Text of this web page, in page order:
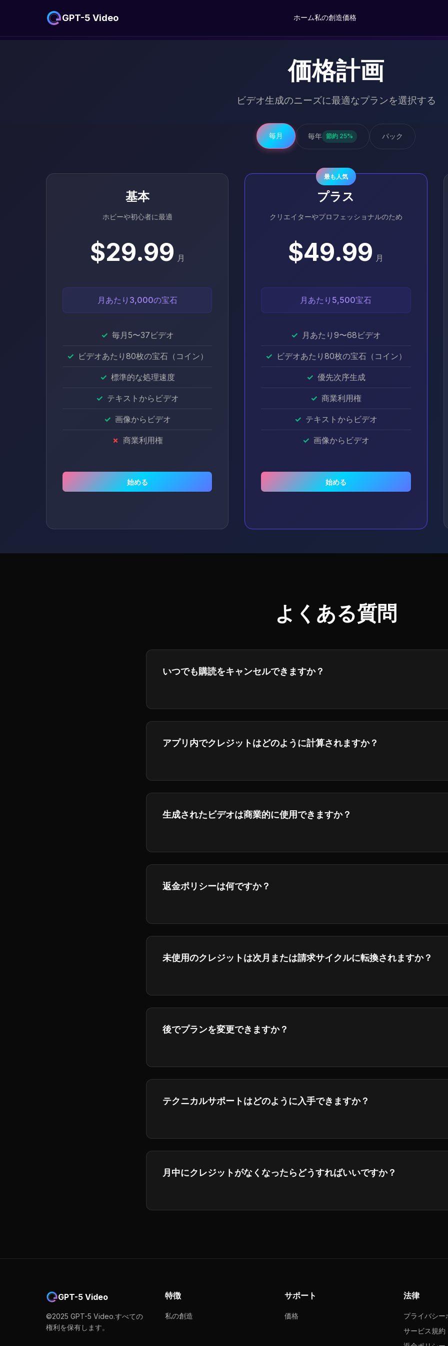
GPT-5 Video ホーム私の創造価格
価格計画
ビデオ生成のニーズに最適なプランを選択する
毎月 毎年 節約 25% パック
基本
ホビーや初心者に最適
$29.99 月
月あたり3,000の宝石
毎月5〜37ビデオ
ビデオあたり80枚の宝石（コイン）
標準的な処理速度
テキストからビデオ
画像からビデオ
商業利用権
始める
最も人気
プラス
クリエイターやプロフェッショナルのため
$49.99 月
月あたり5,500宝石
月あたり9〜68ビデオ
ビデオあたり80枚の宝石（コイン）
優先次序生成
商業利用権
テキストからビデオ
画像からビデオ
始める
よくある質問
いつでも購読をキャンセルできますか？
アプリ内でクレジットはどのように計算されますか？
生成されたビデオは商業的に使用できますか？
返金ポリシーは何ですか？
未使用のクレジットは次月または請求サイクルに転換されますか？
後でプランを変更できますか？
テクニカルサポートはどのように入手できますか？
月中にクレジットがなくなったらどうすればいいですか？
GPT-5 Video
©2025 GPT-5 Video.すべての
権利を保有します。
特徴
私の創造
サポート
価格
法律
プライバシー
サービス規約